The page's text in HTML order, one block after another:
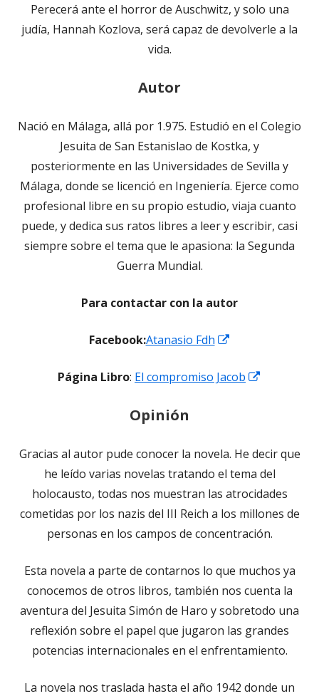
Perecerá ante el horror de Auschwitz, y solo una
judía, Hannah Kozlova, será capaz de devolverle a la
vida.
Autor
Nació en Málaga, allá por 1.975. Estudió en el Colegio
Jesuita de San Estanislao de Kostka, y
posteriormente en las Universidades de Sevilla y
Málaga, donde se licenció en Ingeniería. Ejerce como
profesional libre en su propio estudio, viaja cuanto
puede, y dedica sus ratos libres a leer y escribir, casi
siempre sobre el tema que le apasiona: la Segunda
Guerra Mundial.
Para contactar con la autor
Facebook:Atanasio Fdh
una
Página Libro: El compromiso Jacob
nueva
Opinión
Gracias al autor pude conocer la novela. He decir que
he leído varias novelas tratando el tema del
holocausto, todas nos muestran las atrocidades
cometidas por los nazis del III Reich a los millones de
personas en los campos de concentración.
Esta novela a parte de contarnos lo que muchos ya
conocemos de otros libros, también nos cuenta la
aventura del Jesuita Simón de Haro y sobretodo una
reflexión sobre el papel que jugaron las grandes
potencias internacionales en el enfrentamiento.
La novela nos traslada hasta el año 1942 donde un